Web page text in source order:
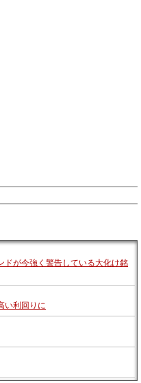
ドが今強く警告している大化け銘
い利回りに